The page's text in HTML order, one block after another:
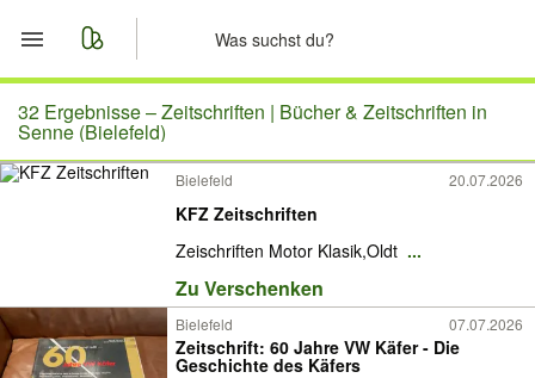
Start
Merkliste
Nachrichten
Anzeige aufgeben
32 Ergebnisse –Zeitschriften | Bücher & Zeitschriften in
Senne (Bielefeld)
Bielefeld 20.07.2026
KFZ Zeitschriften
Zeischriften Motor Klasik,Oldt ...
Zu Verschenken
Bielefeld 07.07.2026
Zeitschrift: 60 Jahre VW Käfer - Die
Geschichte des Käfers